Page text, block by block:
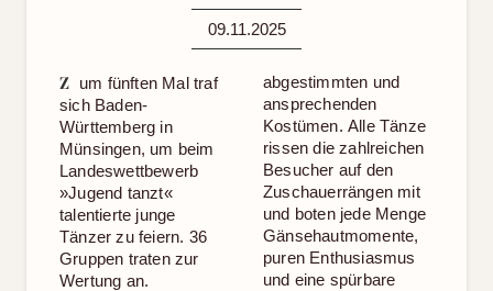
09.11.2025
Z
um fünften Mal traf
sich Baden-
Württemberg in
Münsingen, um beim
Landeswettbewerb
»Jugend tanzt«
talentierte junge
Tänzer zu feiern. 36
Gruppen traten zur
Wertung an.
abgestimmten und
ansprechenden
Kostümen. Alle Tänze
rissen die zahlreichen
Besucher auf den
Zuschauerrängen mit
und boten jede Menge
Gänsehautmomente,
puren Enthusiasmus
und eine spürbare